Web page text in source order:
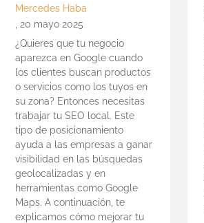
Mercedes Haba
20 mayo 2025
¿Quieres que tu negocio
aparezca en Google cuando
los clientes buscan productos
o servicios como los tuyos en
su zona? Entonces necesitas
trabajar tu SEO local. Este
tipo de posicionamiento
ayuda a las empresas a ganar
visibilidad en las búsquedas
geolocalizadas y en
herramientas como Google
Maps. A continuación, te
explicamos cómo mejorar tu